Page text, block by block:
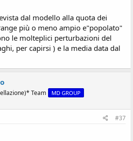
dal modello alla quota dei
più o meno ampio e"popolato"
le molteplici perturbazioni del
per capirsi ) e la media data dal
Team MD GROUP
#37